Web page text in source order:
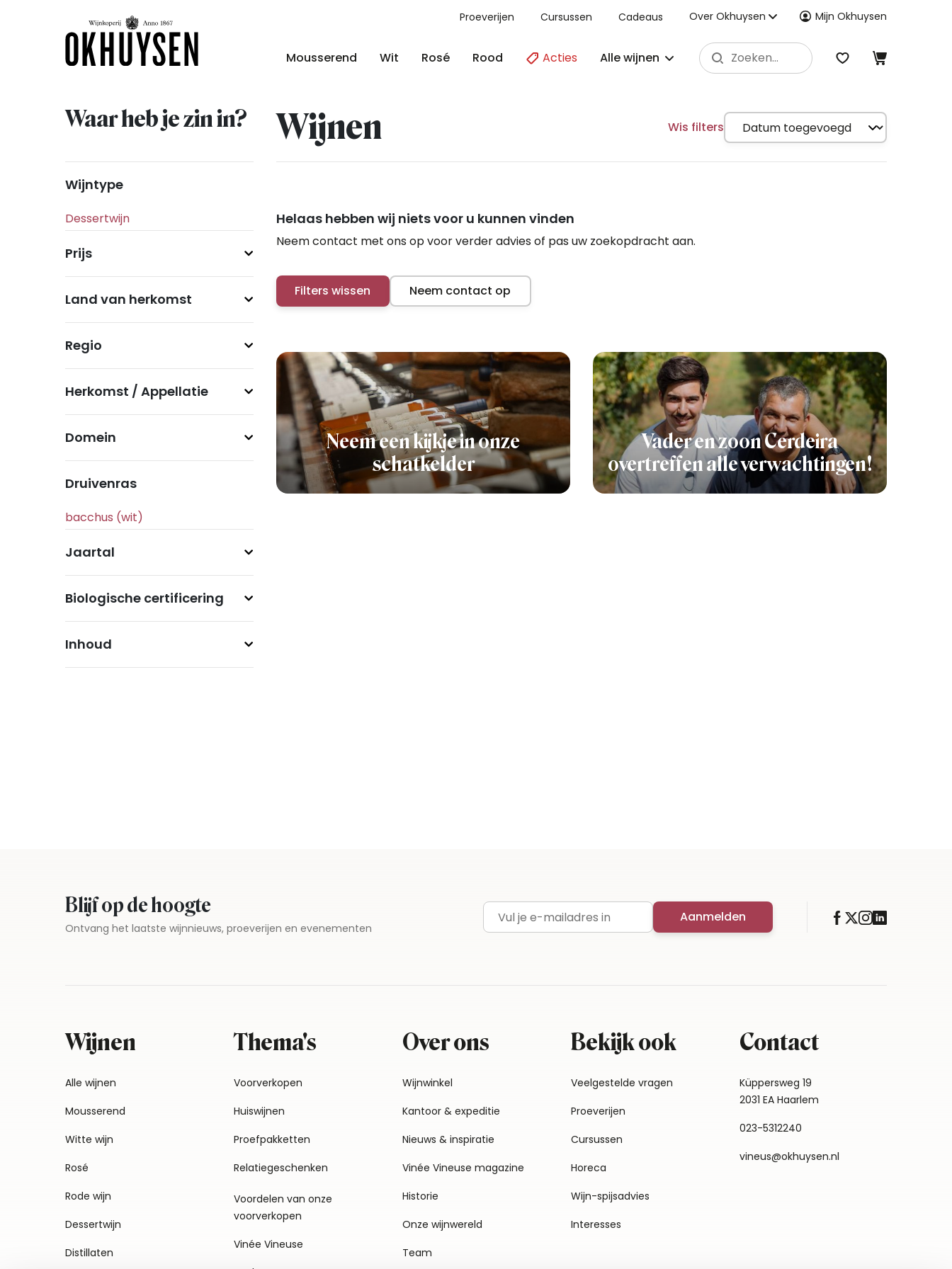
Proeverijen Cursussen Cadeaus Over Okhuysen Mijn Okhuysen
Mousserend Wit Rosé Rood Acties Alle wijnen
Waar heb je zin in? Wijnen Wis filters
Wijntype
Prijs
Land van herkomst
Regio
Herkomst / Appellatie
Domein
Druivenras
Jaartal
Biologische certificering
Inhoud
Helaas hebben wij niets voor u kunnen vinden
Neem contact met ons op voor verder advies of pas uw zoekopdracht aan.
Filters wissen Neem contact op
Neem een kijkje in onze
schatkelder
Vader en zoon Cerdeira
overtreffen alle verwachtingen!
Blijf op de hoogte
Ontvang het laatste wijnnieuws, proeverijen en evenementen E-mailadres Aanmelden
Wijnen
Alle wijnen
Mousserend
Witte wijn
Rosé
Rode wijn
Dessertwijn
Distillaten
Thema's
Voorverkopen
Huiswijnen
Proefpakketten
Relatiegeschenken
Voordelen van onze
voorverkopen
Vinée Vineuse
Over ons
Wijnwinkel
Kantoor & expeditie
Nieuws & inspiratie
Vinée Vineuse magazine
Historie
Onze wijnwereld
Team
Bekijk ook
Veelgestelde vragen
Proeverijen
Cursussen
Horeca
Wijn-spijsadvies
Interesses
Contact
Küppersweg 19
2031 EA Haarlem
023-5312240
vineus@okhuysen.nl